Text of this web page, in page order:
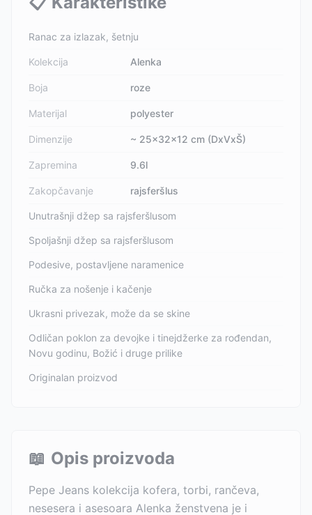
Ranac za izlazak, šetnju
Kolekcija Alenka
Boja roze
Materijal polyester
Dimenzije ~ 25x32x12 cm (DxVxŠ)
Zapremina 9.6l
Zakopčavanje rajsferšlus
Unutrašnji džep sa rajsferšlusom
Spoljašnji džep sa rajsferšlusom
Podesive, postavljene naramenice
Ručka za nošenje i kačenje
Ukrasni privezak, može da se skine
Odličan poklon za devojke i tinejdžerke za rođendan,
Novu godinu, Božić i druge prilike
Originalan proizvod
📖 Opis proizvoda
Pepe Jeans kolekcija kofera, torbi, rančeva,
nesesera i asesoara Alenka ženstvena je i